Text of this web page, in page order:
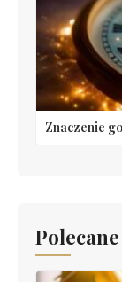
Znaczenie